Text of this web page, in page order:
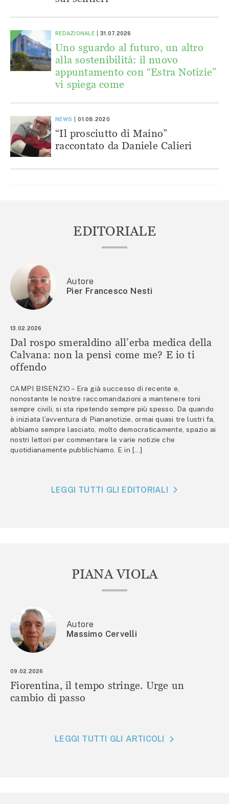
REDAZIONALE 31.07.2026
Uno sguardo al futuro, un altro
alla sostenibilità: il nuovo
appuntamento con “Estra Notizie”
vi spiega come
NEWS 01.08.2020
“Il prosciutto di Maino”
raccontato da Daniele Calieri
EDITORIALE
Autore
Pier Francesco Nesti
13.02.2026
Dal rospo smeraldino all’erba medica della
Calvana: non la pensi come me? E io ti
offendo
CAMPI BISENZIO – Era già successo di recente e,
nonostante le nostre raccomandazioni a mantenere toni
sempre civili, si sta ripetendo sempre più spesso. Da quando
è iniziata l’avventura di Piananotizie, ormai quasi tre lustri fa,
abbiamo sempre lasciato, molto democraticamente, spazio ai
nostri lettori per commentare le varie notizie che
quotidianamente pubblichiamo. E in […]
LEGGI TUTTI GLI EDITORIALI
PIANA VIOLA
Autore
Massimo Cervelli
09.02.2026
Fiorentina, il tempo stringe. Urge un
cambio di passo
LEGGI TUTTI GLI ARTICOLI